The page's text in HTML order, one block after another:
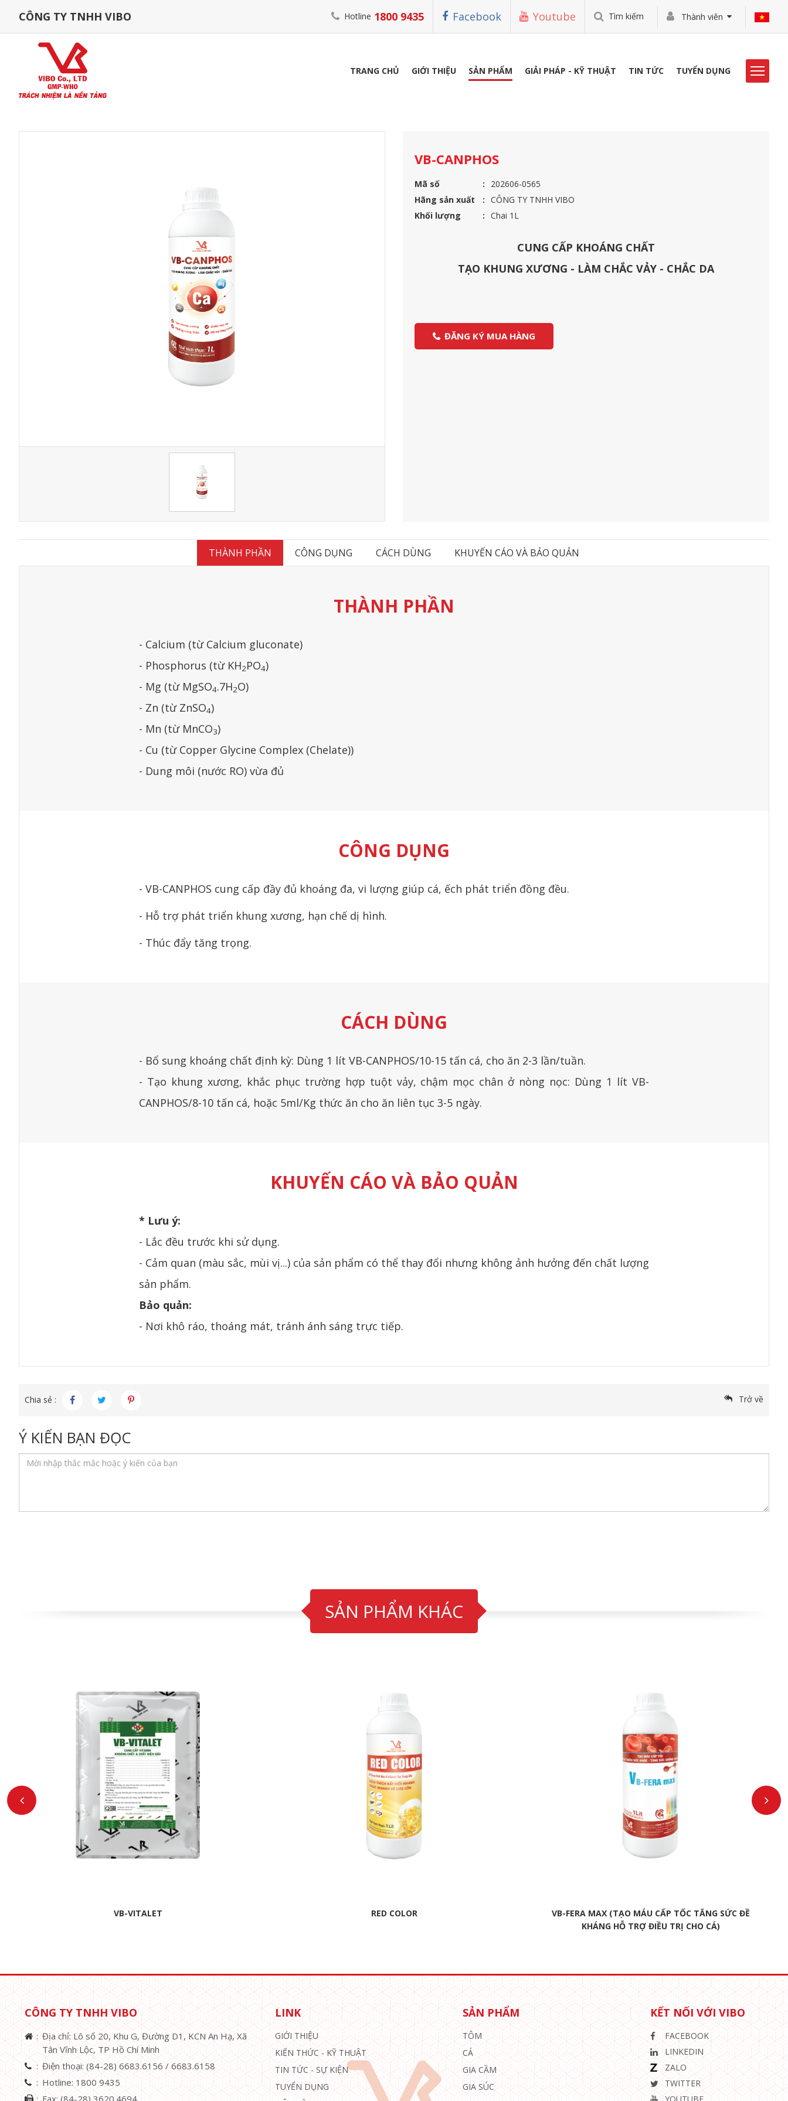
CÔNG TY TNHH VIBO Hotline 1800 9435 Facebook Youtube Tìm kiếm Thành viên
TRANG CHỦ GIỚI THIỆU SẢN PHẨM GIẢI PHÁP - KỸ THUẬT TIN TỨC TUYỂN DỤNG
Trang Chủ Sản Phẩm
VB-CANPHOS
Mã số
202606-0565
Hãng sản xuất
CÔNG TY TNHH VIBO
Khối lượng
Chai 1L
CUNG CẤP KHOÁNG CHẤT
TẠO KHUNG XƯƠNG - LÀM CHẮC VẢY - CHẮC DA
ĐĂNG KÝ MUA HÀNG
THÀNH PHẦN CÔNG DỤNG CÁCH DÙNG KHUYẾN CÁO VÀ BẢO QUẢN
THÀNH PHẦN
- Calcium (từ Calcium gluconate)
- Phosphorus (từ KH2PO4)
- Mg (từ MgSO4.7H2O)
- Zn (từ ZnSO4)
- Mn (từ MnCO3)
- Cu (từ Copper Glycine Complex (Chelate))
- Dung môi (nước RO) vừa đủ
CÔNG DỤNG
- VB-CANPHOS cung cấp đầy đủ khoáng đa, vi lượng giúp cá, ếch phát triển đồng đều.
- Hỗ trợ phát triển khung xương, hạn chế dị hình.
- Thúc đẩy tăng trọng.
CÁCH DÙNG
- Bổ sung khoáng chất định kỳ: Dùng 1 lít VB-CANPHOS/10-15 tấn cá, cho ăn 2-3 lần/tuần.
- Tạo khung xương, khắc phục trường hợp tuột vảy, chậm mọc chân ở nòng nọc: Dùng 1 lít VB-
CANPHOS/8-10 tấn cá, hoặc 5ml/Kg thức ăn cho ăn liên tục 3-5 ngày.
KHUYẾN CÁO VÀ BẢO QUẢN
* Lưu ý:
- Lắc đều trước khi sử dụng.
- Cảm quan (màu sắc, mùi vị...) của sản phẩm có thể thay đổi nhưng không ảnh hưởng đến chất lượng
sản phẩm.
Bảo quản:
- Nơi khô ráo, thoáng mát, tránh ánh sáng trực tiếp.
Chia sẻ : Trở về
Ý KIẾN BẠN ĐỌC
SẢN PHẨM KHÁC
VB-VITALET RED COLOR
VB-FERA MAX (TẠO MÁU CẤP TỐC TĂNG SỨC ĐỀ
KHÁNG HỖ TRỢ ĐIỀU TRỊ CHO CÁ)
CÔNG TY TNHH VIBO
Địa chỉ: Lô số 20, Khu G, Đường D1, KCN An Hạ, Xã
Tân Vĩnh Lộc, TP Hồ Chí Minh
Điện thoại: (84-28) 6683.6156 / 6683.6158
Hotline: 1800 9435
Fax: (84-28) 3620.4694
LINK
GIỚI THIỆU
KIẾN THỨC - KỸ THUẬT
TIN TỨC - SỰ KIỆN
TUYỂN DỤNG
SẢN PHẨM
TÔM
CÁ
GIA CẦM
GIA SÚC
KẾT NỐI VỚI VIBO
FACEBOOK
LINKEDIN
ZALO
TWITTER